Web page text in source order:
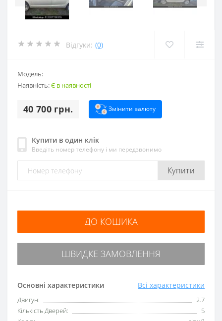
Відгуки: (0)
Модель:
Наявність:Є в наявності
40 700 грн. Змінити валюту
Купити в один клік
Введіть номер телефону і ми передзвонимо
Купити
Основні характеристики Всі характеристики
Двигун:
2.7
Кількість Дверей:
5
ДО КОШИКА
ШВИДКЕ ЗАМОВЛЕННЯ